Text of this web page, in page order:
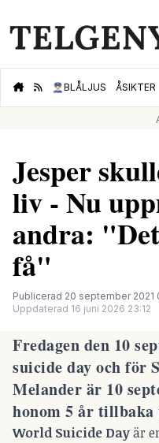
👮🏻‍♂️BLÅLJUS ÅSIKTER
Jesper
liv - Nu
andra:
få"
Publicerad 20 september 2021
Uppdaterad 16 juni 2026 23:12
Fredagen den 10
suicide day och för
Melander är 10
honom 5 år
World Suicide Dayär